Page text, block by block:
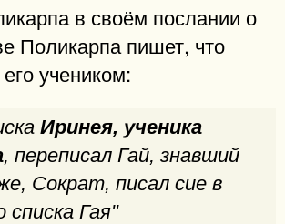
в своём послании о
Поликарпа пишет, что
учеником:
Иринея, ученика
, переписал Гай, знавший
Сократ, писал сие в
списка Гая"